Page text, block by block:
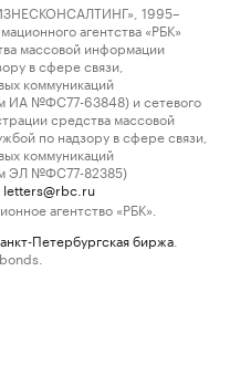
1995–
агентства «РБК»
массовой информации
в сфере связи,
коммуникаций
ИА №ФС77-63848) и сетевого
средства массовой
по надзору в сфере связи,
коммуникаций
ЭЛ №ФС77-82385)
letters@rbc.ru
агентство «РБК».
Петербургская биржа